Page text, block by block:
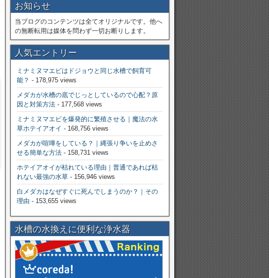
お知らせ
当ブログのコンテンツは全てオリジナルです。他へ
の無断転用は媒体を問わず一切お断りします。
人気エントリー
ミナミヌマエビはドジョウと同じ水槽で飼育可
能？ - 178,975 views
メダカが水槽の底でじっとしているので心配？原
因と対策方法- 177,568 views
ミナミヌマエビを爆発的に繁殖させる｜魔法の水
草ホテイアオイ - 168,756 views
メダカが喧嘩をしている？｜縄張り争いを止めさ
せる簡単な方法- 158,731 views
ホテイアオイが枯れている理由｜普通であれば枯
れない最強の水草- 156,946 views
白メダカはなぜすぐに死んでしまうのか？｜その
理由 - 153,655 views
水槽の水換えに便利な浄水器